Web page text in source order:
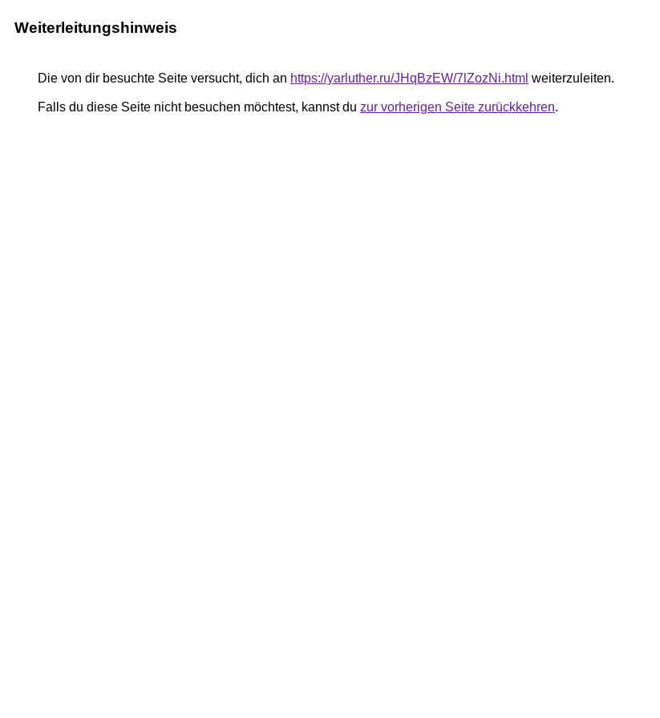
Weiterleitungshinweis
Die von dir besuchte Seite versucht, dich an https://yarluther.ru/JHqBzEW/7lZozNi.html weiterzuleiten.
Falls du diese Seite nicht besuchen möchtest, kannst du zur vorherigen Seite zurückkehren.